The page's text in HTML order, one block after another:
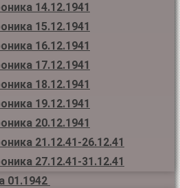
14.12.1941
15.12.1941
16.12.1941
17.12.1941
18.12.1941
19.12.1941
20.12.1941
21.12.41-26.12.41
27.12.41-31.12.41
01.1942